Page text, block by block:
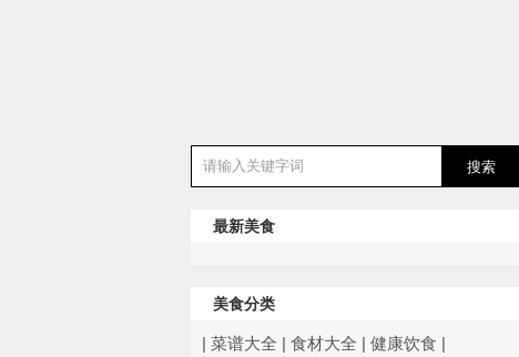
最新美食
美食分类
| 菜谱大全 | 食材大全 | 健康饮食 |